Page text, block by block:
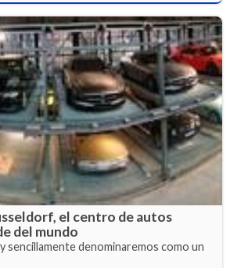
el centro de autos
del mundo
sencillamente denominaremos como un